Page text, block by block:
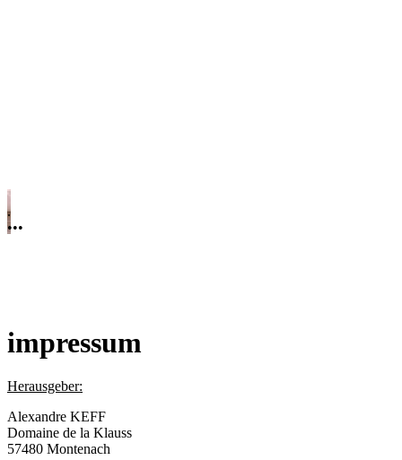
..
•••
impressum
Herausgeber:
Alexandre KEFF
Domaine de la Klauss
57480 Montenach